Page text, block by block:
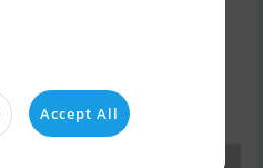
Accept All